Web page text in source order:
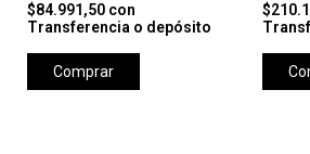
$84.991,50 con
Transferencia o depósito
Comprar